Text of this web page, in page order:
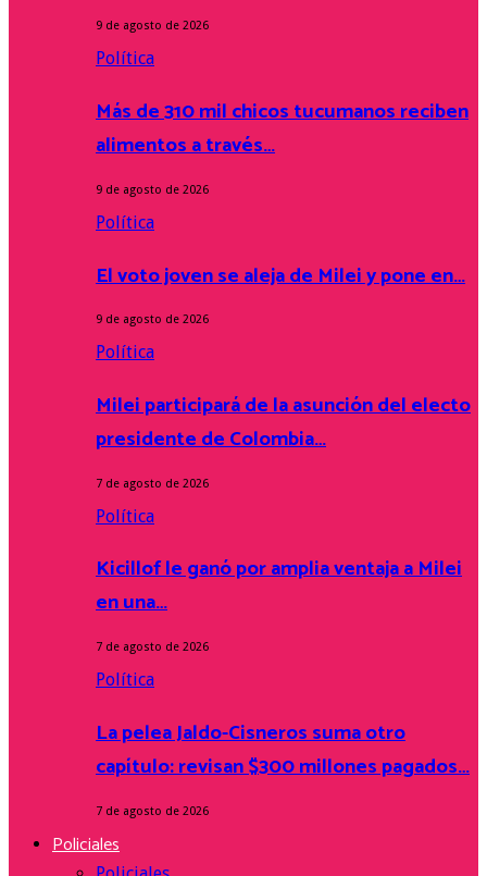
9 de agosto de 2026
Política
Más de 310 mil chicos tucumanos reciben
alimentos a través…
9 de agosto de 2026
Política
El voto joven se aleja de Milei y pone en…
9 de agosto de 2026
Política
Milei participará de la asunción del electo
presidente de Colombia…
7 de agosto de 2026
Política
Kicillof le ganó por amplia ventaja a Milei
en una…
7 de agosto de 2026
Política
La pelea Jaldo-Cisneros suma otro
capítulo: revisan $300 millones pagados…
7 de agosto de 2026
Policiales